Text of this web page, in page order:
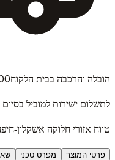
הובלה והרכבה בבית הלקוח
לתשלום ישירות למוביל
טווח אזורי חלוקה אשקלון-
פרטי המוצר מפרט טכני